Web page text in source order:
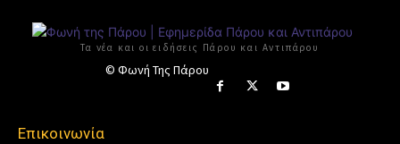
Τα νέα και οι ειδήσεις Πάρου και Αντιπάρου
© Φωνή Της Πάρου
Επικοινωνία